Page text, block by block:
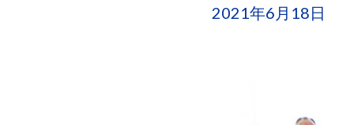
2021年6月18日